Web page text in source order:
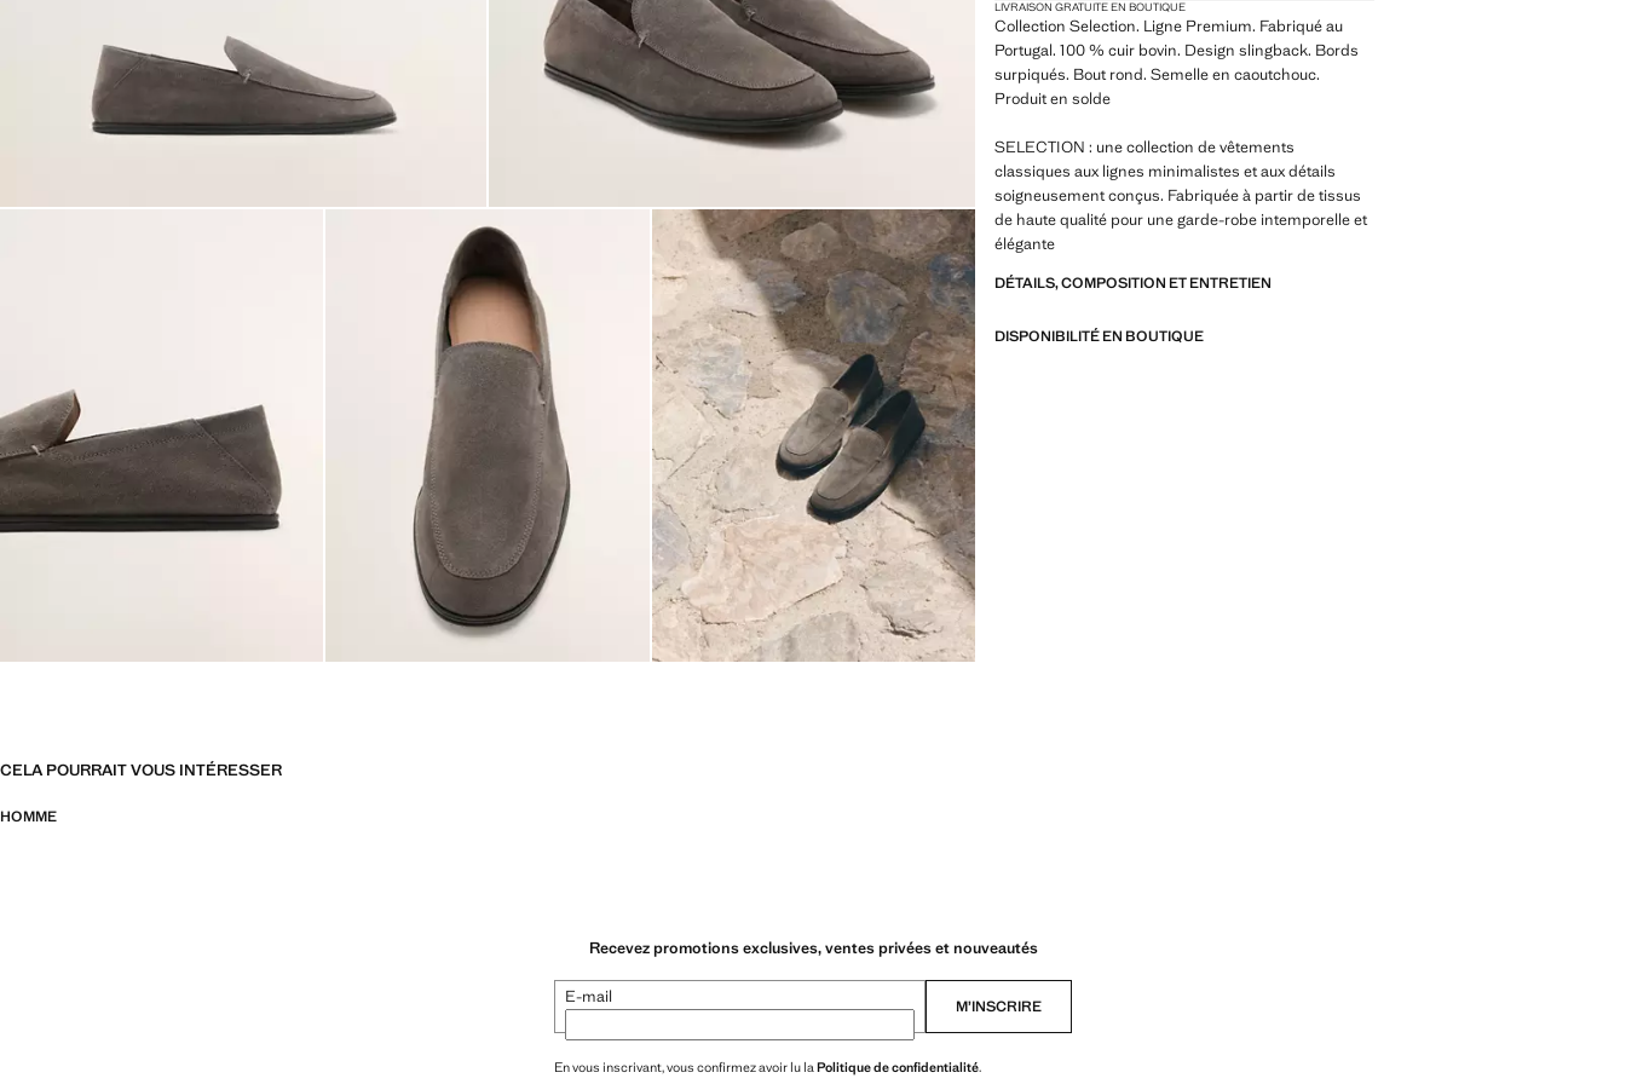
LIVRAISON GRATUITE EN BOUTIQUE
Collection Selection. Ligne Premium. Fabriqué au
Portugal. 100 % cuir bovin. Design slingback. Bords
surpiqués. Bout rond. Semelle en caoutchouc.
Produit en solde
SELECTION : une collection de vêtements
classiques aux lignes minimalistes et aux détails
soigneusement conçus. Fabriquée à partir de tissus
de haute qualité pour une garde-robe intemporelle et
élégante
DÉTAILS, COMPOSITION ET ENTRETIEN
DISPONIBILITÉ EN BOUTIQUE
CELA POURRAIT VOUS INTÉRESSER
HOMME
Recevez promotions exclusives, ventes privées et nouveautés
E-mail M’INSCRIRE
En vous inscrivant, vous confirmez avoir lu laPolitique de confidentialité.